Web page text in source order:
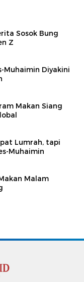
Sosok Bung
Z
Muhaimin Diyakini
Makan Siang
Lumrah, tapi
Muhaimin
Malam